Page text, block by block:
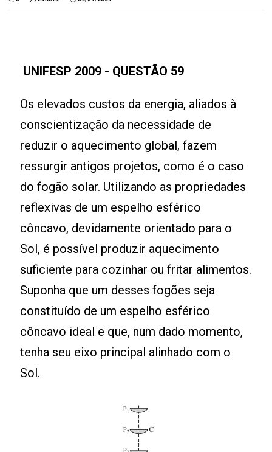
UNIFESP 2009 - QUESTÃO 59
Os elevados custos da energia, aliados à
conscientização da necessidade de
reduzir o aquecimento global, fazem
ressurgir antigos projetos, como é o caso
do fogão solar. Utilizando as propriedades
reflexivas de um espelho esférico
côncavo, devidamente orientado para o
Sol, é possível produzir aquecimento
suficiente para cozinhar ou fritar alimentos.
Suponha que um desses fogões seja
constituído de um espelho esférico
côncavo ideal e que, num dado momento,
tenha seu eixo principal alinhado com o
Sol.